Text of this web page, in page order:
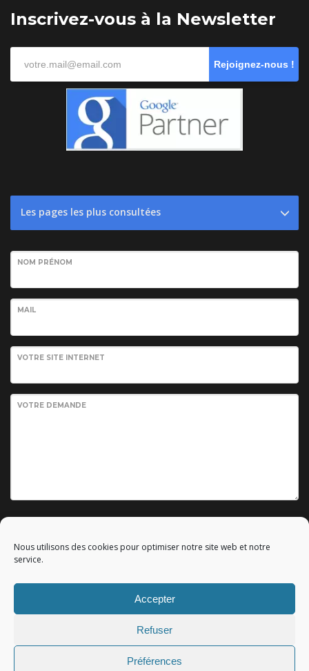
Nous utilisons des cookies pour optimiser notre site web et notre
service.
Accepter
Refuser
Préférences
Inscrivez-vous à la Newsletter
Rejoignez-nous !
Les pages les plus consultées
NOM PRÉNOM
MAIL
VOTRE SITE INTERNET
VOTRE DEMANDE
Mentions légales|All rights reserved - Tous droits